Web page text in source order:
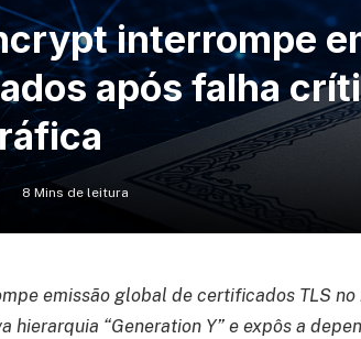
interrompe
após falha
8 Mins de leitura
emissão global de certificados TLS
hierarquia “Generation Y” e expôs a